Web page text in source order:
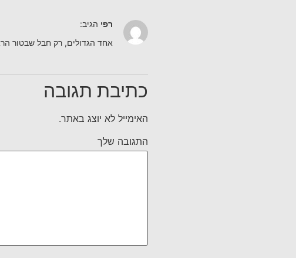
רפי הגיב:
אחד הגדולים, רק חבל שבטור
כתיבת תגובה
האימייל לא יוצג באתר.
התגובה שלך